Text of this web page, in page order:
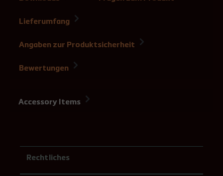
Lieferumfang
Angaben zur Produktsicherheit
Bewertungen
Accessory Items
Rechtliches